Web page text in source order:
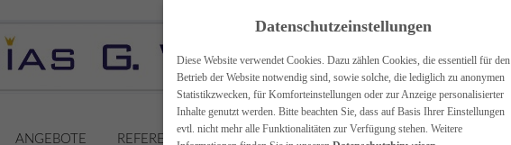
ANGEBOTE REFERENZEN UNTERNEHMENSBERATUNG
Datenschutzeinstellungen
Diese Website verwendet Cookies. Dazu zählen Cookies, die essentiell für den
Betrieb der Website notwendig sind, sowie solche, die lediglich zu anonymen
Statistikzwecken, für Komforteinstellungen oder zur Anzeige personalisierter
Inhalte genutzt werden. Bitte beachten Sie, dass auf Basis Ihrer Einstellungen
evtl. nicht mehr alle Funktionalitäten zur Verfügung stehen. Weitere